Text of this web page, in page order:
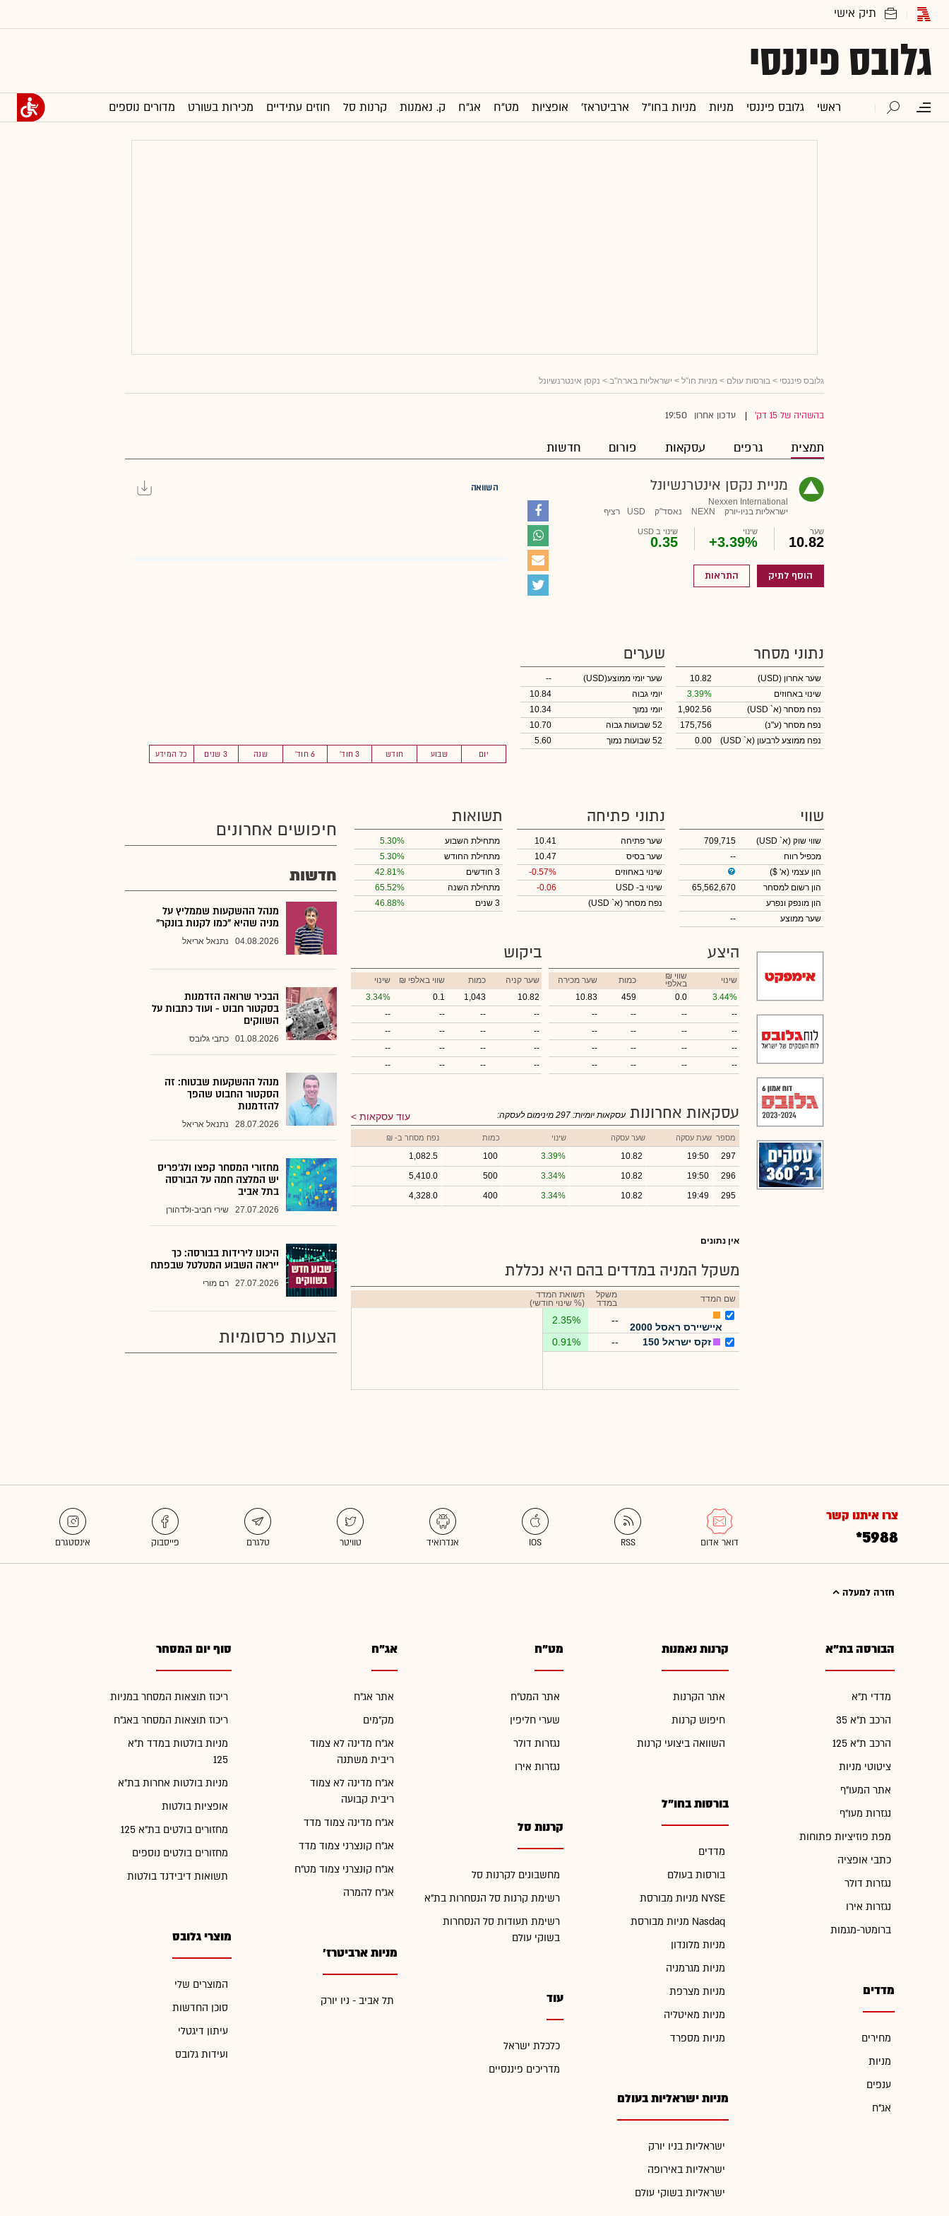
גלובס פיננסי
ראשי גלובס פיננסי מניות מניות בחו"ל ארביטראז' אופציות מט"ח אג"ח ק. נאמנות קרנות סל חוזים עתידיים מכירות בשורט מדורים נוספים
גלובס פיננסי > בורסות עולם > מניות חו"ל > ישראליות בארה"ב > נקסן אינטרנשיונל
בהשהיה של 15 דק' עדכון אחרון 19:50
תמצית גרפים עסקאות פורום חדשות
מניית נקסן אינטרנשיונל
Nexxen International
ישראליות בניו-יורק
NEXN נאסד"ק USD רציף
שער
10.82
שינוי
+3.39%
שינוי ב USD
0.35
הוסף לתיק התראות
השוואה
יום שבוע חודש 3 חוד' 6 חוד' שנה 3 שנים כל המידע
נתוני מסחר
שער אחרון (USD)
10.82
שינוי באחוזים
3.39%
נפח מסחר (א` USD)
1,902.56
נפח מסחר (ע"נ)
175,756
נפח ממוצע לרבעון (א` USD)
0.00
שערים
שער יומי ממוצע(USD)
--
יומי גבוה
10.84
יומי נמוך
10.34
52 שבועות גבוה
10.70
52 שבועות נמוך
5.60
שווי
שווי שוק (א` USD)
709,715
מכפיל רווח
--
הון עצמי (א' $)
הון רשום למסחר
65,562,670
הון מונפק ונפרע
שער ממוצע
--
נתוני פתיחה
שער פתיחה
10.41
שער בסיס
10.47
שינוי באחוזים
-0.57%
שינוי ב- USD
-0.06
נפח מסחר (א` USD)
תשואות
מתחילת השבוע
5.30%
מתחילת החודש
5.30%
3 חודשים
42.81%
מתחילת השנה
65.52%
3 שנים
46.88%
היצע
שינוי ₪ שווי
באלפי כמות
שער מכירה
3.44%
0.0
459
10.83
--
--
--
--
--
--
--
--
--
--
--
--
--
--
--
--
ביקוש
שער קניה כמות ₪ שווי באלפי
שינוי
10.82
1,043
0.1
3.34%
--
--
--
--
--
--
--
--
--
--
--
--
--
--
--
--
עסקאות אחרונות עוד עסקאות עסקאות יומיות: 297 מינימום לעסקה:
מספר שעת עסקה שער עסקה שינוי כמות נפח מסחר ב- ₪
297
19:50
10.82
3.39%
100
1,082.5
296
19:50
10.82
3.34%
500
5,410.0
295
19:49
10.82
3.34%
400
4,328.0
אין נתונים
משקל המניה במדדים בהם היא נכללת
שם המדד
משקל
במדד
תשואת המדד
(% שינוי חודשי)
איישיירס ראסל 2000
--
2.35%
זקס ישראל 150
--
0.91%
חיפושים אחרונים
חדשות
מנהל ההשקעות שממליץ על
מניה שהיא "כמו לקנות בונקר"
04.08.2026 נתנאל אריאל
הבכיר שרואה הזדמנות
בסקטור חבוט - ועוד כתבות על
השווקים
01.08.2026 כתבי גלובס
מנהל ההשקעות שבטוח: זה
הסקטור החבוט שהפך
להזדמנות
28.07.2026 נתנאל אריאל
מחזורי המסחר קפצו ולג'פריס
יש המלצה חמה על הבורסה
בתל אביב
27.07.2026 שירי חביב-ולדהורן
היכונו לירידות בבורסה: כך
ייראה השבוע המטלטל שבפתח
27.07.2026 רם מורי
הצעות פרסומיות
צרו איתנו קשר
*5988
חזרה למעלה
הבורסה בת"א
מדדי ת"א
הרכב ת"א 35
הרכב ת"א 125
ציטוטי מניות
אתר המעו"ף
נגזרות מעו"ף
מפת פוזיציות פתוחות
כתבי אופציה
נגזרות דולר
נגזרות אירו
ברומטר-מגמות
מדדים
מחירים
מניות
ענפים
אג"ח
קרנות נאמנות
אתר הקרנות
חיפוש קרנות
השוואה ביצועי קרנות
בורסות בחו"ל
מדדים
בורסות בעולם
מניות מבורסת NYSE
מניות מבורסת Nasdaq
מניות מלונדון
מניות מגרמניה
מניות מצרפת
מניות מאיטליה
מניות מספרד
מניות ישראליות בעולם
ישראליות בניו יורק
ישראליות באירופה
ישראליות בשוקי עולם
מט"ח
אתר המט"ח
שערי חליפין
נגזרות דולר
נגזרות אירו
קרנות סל
מחשבונים לקרנות סל
רשימת קרנות סל הנסחרות בת"א
רשימת תעודות סל הנסחרות
בשוקי עולם
עוד
כלכלת ישראל
מדריכים פיננסיים
אג"ח
אתר אג"ח
מק"מים
אג"ח מדינה לא צמוד
ריבית משתנה
אג"ח מדינה לא צמוד
ריבית קבועה
אג"ח מדינה צמוד מדד
אג"ח קונצרני צמוד מדד
אג"ח קונצרני צמוד מט"ח
אג"ח להמרה
מניות ארביטרז'
תל אביב - ניו יורק
סוף יום המסחר
ריכוז תוצאות המסחר במניות
ריכוז תוצאות המסחר באג"ח
מניות בולטות במדד ת"א
125
מניות בולטות אחרות בת"א
אופציות בולטות
מחזורים בולטים בת"א 125
מחזורים בולטים נוספים
תשואות דיבידנד בולטות
מוצרי גלובס
המוצרים שלי
סוכן החדשות
עיתון דיגטלי
ועידות גלובס